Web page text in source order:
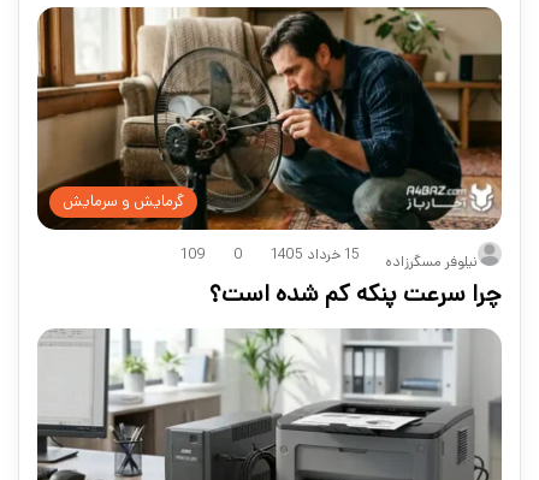
گرمایش و سرمایش
نیلوفر مسگرزاده 15 خرداد 1405 0
109
چرا سرعت پنکه کم شده است؟